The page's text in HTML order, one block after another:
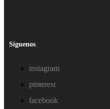
Síguenos
instagram
pinterest
facebook